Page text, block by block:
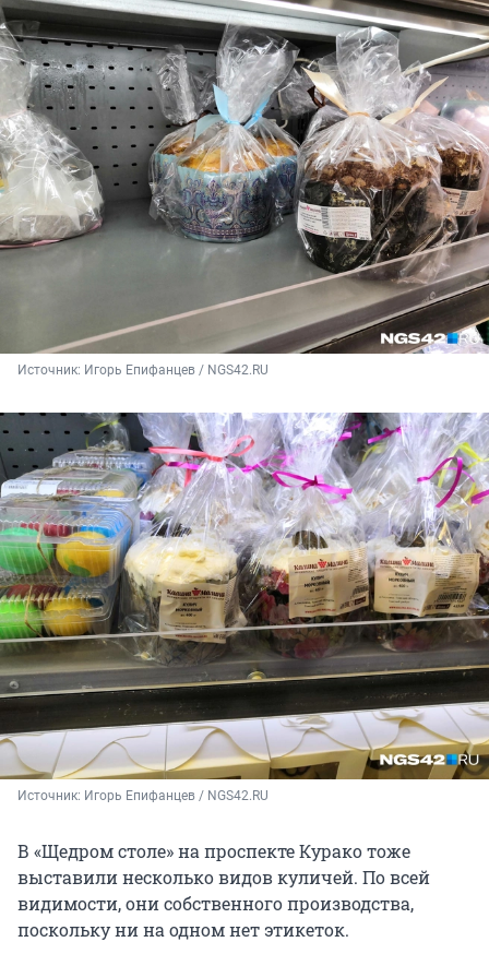
Источник: Игорь Епифанцев / NGS42.RU
Источник: Игорь Епифанцев / NGS42.RU
В «Щедром столе» на проспекте Курако тоже
выставили несколько видов куличей. По всей
видимости, они собственного производства,
поскольку ни на одном нет этикеток.